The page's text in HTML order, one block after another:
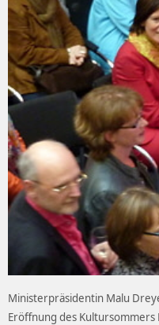
Ministerpräsidentin Malu
Eröffnung des Kultursommers